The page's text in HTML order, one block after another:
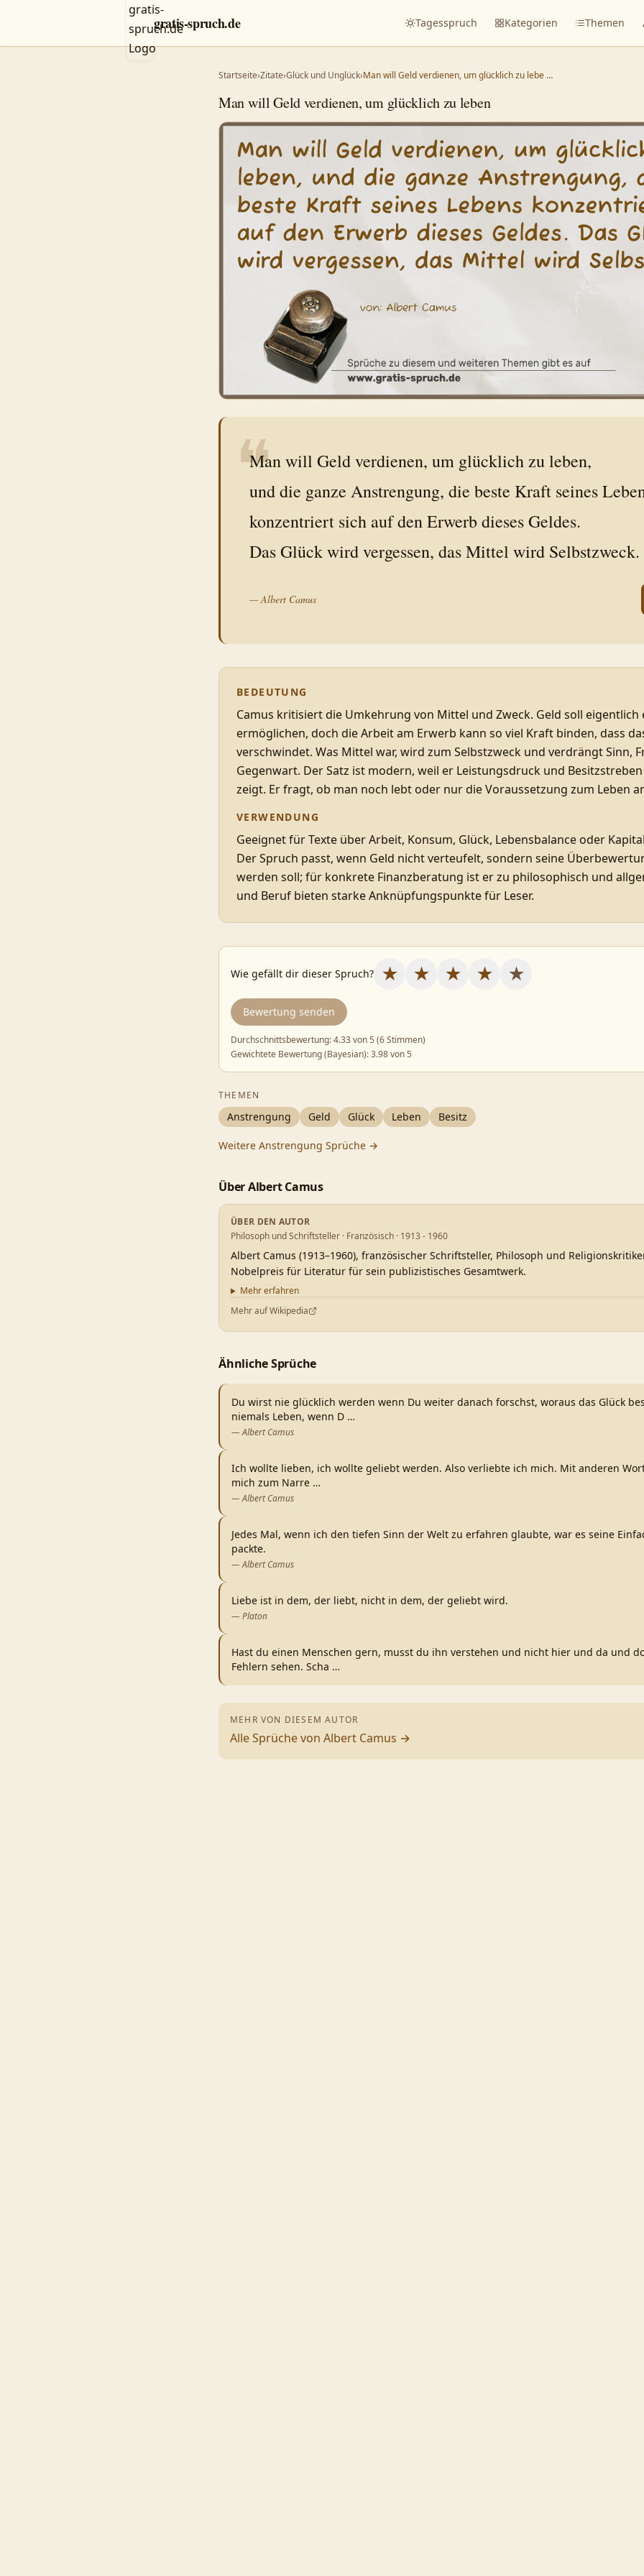
gratis-spruch.de Tagesspruch Kategorien Themen
Startseite›Zitate›Glück und Unglück›Man will Geld verdienen, um glücklich zu lebe …
Man will Geld verdienen, um glücklich zu leben
❝
Man will Geld verdienen, um glücklich zu leben,
und die ganze Anstrengung, die beste Kraft seines
konzentriert sich auf den Erwerb dieses Geldes.
Das Glück wird vergessen, das Mittel wird Selbstzweck.
—Albert Camus
BEDEUTUNG
Camus kritisiert die Umkehrung von Mittel und Zweck. Geld soll eigentlich
ermöglichen, doch die Arbeit am Erwerb kann so viel Kraft binden, dass
verschwindet. Was Mittel war, wird zum Selbstzweck und verdrängt Sinn,
Gegenwart. Der Satz ist modern, weil er Leistungsdruck und
zeigt. Er fragt, ob man noch lebt oder nur die Voraussetzung zum Leben
VERWENDUNG
Geeignet für Texte über Arbeit, Konsum, Glück, Lebensbalance oder
Der Spruch passt, wenn Geld nicht verteufelt, sondern seine
werden soll; für konkrete Finanzberatung ist er zu philosophisch und
und Beruf bieten starke Anknüpfungspunkte für Leser.
Wie gefällt dir dieser Spruch? ★ ★ ★ ★ ★
Bewertung senden
Durchschnittsbewertung:4.33von 5 (6 Stimmen)
Gewichtete Bewertung (Bayesian):3.98von 5
THEMEN
Anstrengung Geld Glück Leben Besitz
Weitere Anstrengung Sprüche →
ÜberAlbert Camus
ÜBER DEN AUTOR
Philosoph und Schriftsteller · Französisch · 1913 - 1960
Albert Camus (1913–1960), französischer Schriftsteller, Philosoph und
Nobelpreis für Literatur für sein publizistisches Gesamtwerk.
Mehr erfahren
Mehr auf Wikipedia
Ähnliche Sprüche
Du wirst nie glücklich werden wenn Du weiter danach forschst, woraus das Glück
niemals Leben, wenn D …
—Albert Camus
Ich wollte lieben, ich wollte geliebt werden. Also verliebte ich mich. Mit anderen
mich zum Narre …
—Albert Camus
Jedes Mal, wenn ich den tiefen Sinn der Welt zu erfahren glaubte, war es seine
packte.
—Albert Camus
Liebe ist in dem, der liebt, nicht in dem, der geliebt wird.
— Platon
Hast du einen Menschen gern, musst du ihn verstehen und nicht hier und da und
Fehlern sehen. Scha …
MEHR VON DIESEM AUTOR
Alle Sprüche von Albert Camus →